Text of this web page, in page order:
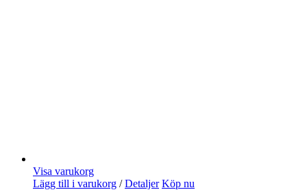
Visa varukorg
Lägg till i varukorg / Detaljer Köp nu